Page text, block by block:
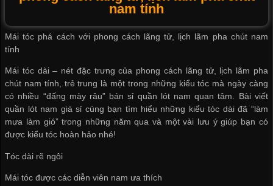
nam tính
Mái tóc phá cách với phong cách lãng tử, lịch lãm pha chút nam
tính
Mái tóc dài – nét đặc trưng của phong cách lãng tử, lịch lãm pha
chút nam tính, trẻ trung là một trong những kiểu tóc mà ngày càng
có nhiều “đấng mày râu” bán sỉ quần lót nam quan tâm. Bài viết
quần lót nam giá sỉ cùng bạn tìm hiểu những kiểu tóc dài đã “làm
mưa làm gió” trong những năm qua và một vài lưu ý giúp bạn có
được kiểu tóc hoàn hảo nhé!
Tóc dài rẽ ngôi
Mái tóc được các diễn viên nam ưa thích